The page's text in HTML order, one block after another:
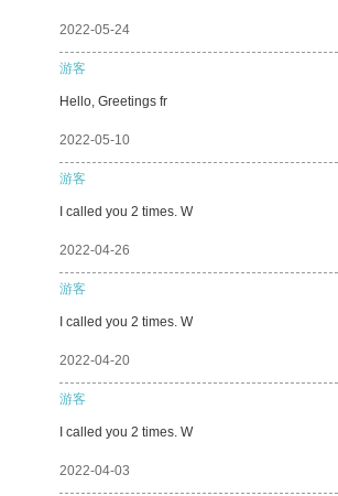
2022-05-24
游客
Hello, Greetings fr
2022-05-10
游客
I called you 2 times. W
2022-04-26
游客
I called you 2 times. W
2022-04-20
游客
I called you 2 times. W
2022-04-03